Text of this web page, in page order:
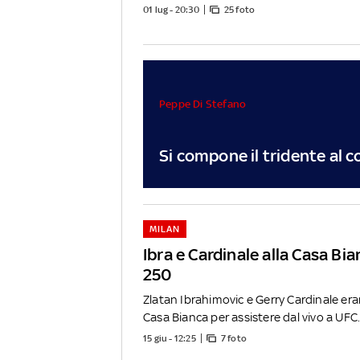
01 lug - 20:30 25 foto
Si compone il tridente al
Peppe Di Stefano
Ibra e Cardinale alla Casa
250
MILAN
Zlatan Ibrahimovic e Gerry Cardinale
Casa Bianca per assistere dal vivo a
15 giu - 12:25 7 foto